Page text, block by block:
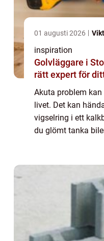
01 augusti 2026
inspiration
Golvläggare i
rätt expert för
Akuta problem
livet. Det kan
vigselring i ett
du glömt tanka